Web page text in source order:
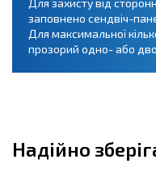
Для захисту від
заповнено сендвіч-
Для максимальної
прозорий одно- або
Надійно